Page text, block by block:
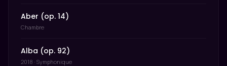
Aber (op. 14)
Chambre
Alba (op. 92)
2018 · Symphonique